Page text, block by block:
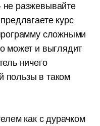
разжевывайте
курс
сложными
может и выглядит
ничего
пользы в таком
как с дурачком